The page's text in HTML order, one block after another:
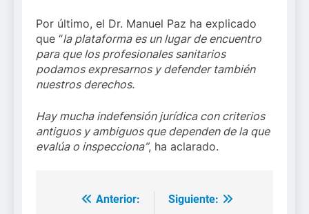
Por último, el Dr. Manuel Paz ha explicado
que “la plataforma es un lugar de encuentro
para que los profesionales sanitarios
podamos expresarnos y defender también
nuestros derechos.
Hay mucha indefensión jurídica con criterios
antiguos y ambiguos que dependen de la que
evalúa o inspecciona”, ha aclarado.
Navegación
Anterior:
Siguiente: